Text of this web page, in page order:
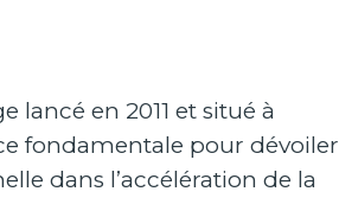
lancé en 2011 et situé à
fondamentale pour dévoiler
dans l’accélération de la